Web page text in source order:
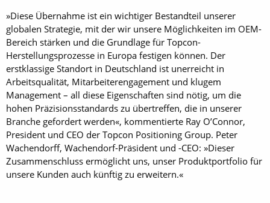
»Diese Übernahme ist ein wichtiger Bestandteil unserer
globalen Strategie, mit der wir unsere Möglichkeiten im OEM-
Bereich stärken und die Grundlage für Topcon-
Herstellungsprozesse in Europa festigen können. Der
erstklassige Standort in Deutschland ist unerreicht in
Arbeitsqualität, Mitarbeiterengagement und klugem
Management – all diese Eigenschaften sind nötig, um die
hohen Präzisionsstandards zu übertreffen, die in unserer
Branche gefordert werden«, kommentierte Ray O’Connor,
President und CEO der Topcon Positioning Group. Peter
Wachendorff, Wachendorf-Präsident und -CEO: »Dieser
Zusammenschluss ermöglicht uns, unser Produktportfolio für
unsere Kunden auch künftig zu erweitern.«